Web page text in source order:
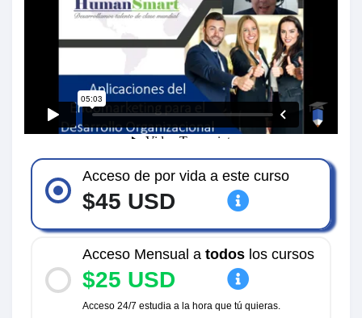
Acceso de por vida a este curso
$45 USD
Acceso Mensual a todoslos cursos
$25 USD
Acceso 24/7 estudia a la hora que tú quieras.